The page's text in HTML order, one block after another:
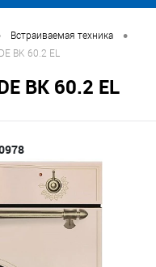
Встраиваемая техника •
BK 60.2 EL
BK 60.2 EL